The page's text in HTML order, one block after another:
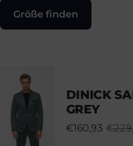
Größe finden
DINICK
GREY
€160,93